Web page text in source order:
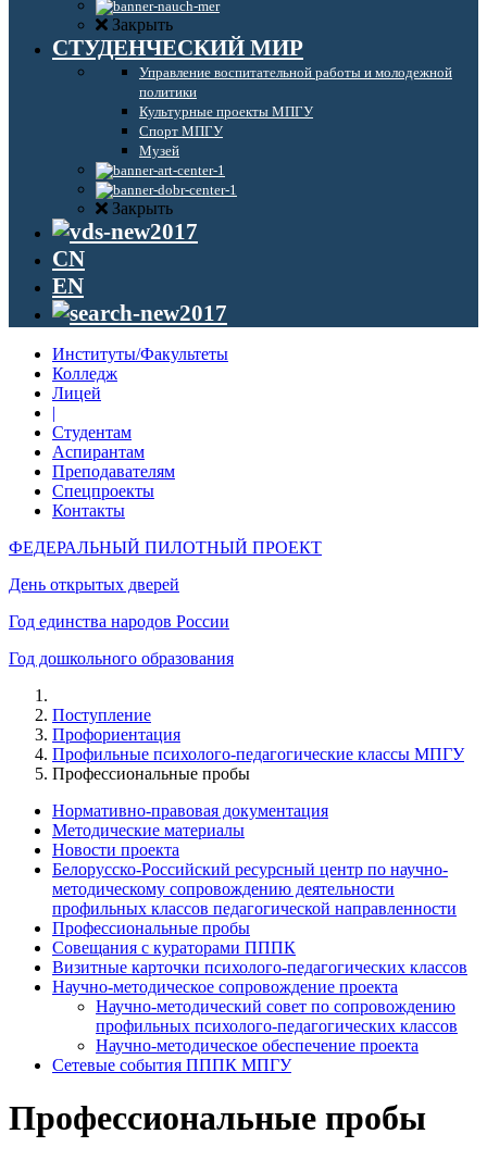
Закрыть
СТУДЕНЧЕСКИЙ МИР
Управление воспитательной работы и молодежной
политики
Культурные проекты МПГУ
Спорт МПГУ
Музей
Закрыть
CN
EN
Институты/Факультеты
Колледж
Лицей
|
Студентам
Аспирантам
Преподавателям
Спецпроекты
Контакты
ФЕДЕРАЛЬНЫЙ ПИЛОТНЫЙ ПРОЕКТ
День открытых дверей
Год единства народов России
Год дошкольного образования
Поступление
Профориентация
Профильные психолого-педагогические классы МПГУ
Профессиональные пробы
Нормативно-правовая документация
Методические материалы
Новости проекта
Белорусско-Российский ресурсный центр по научно-
методическому сопровождению деятельности
профильных классов педагогической направленности
Профессиональные пробы
Совещания с кураторами ПППК
Визитные карточки психолого-педагогических классов
Научно-методическое сопровождение проекта
Научно-методический совет по сопровождению
профильных психолого-педагогических классов
Научно-методическое обеспечение проекта
Сетевые события ПППК МПГУ
Профессиональные пробы